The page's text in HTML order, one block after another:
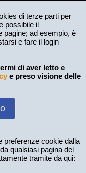
di terze parti per
possibile il
pagine; ad esempio, è
e fare il login
di aver letto e
e preso visione delle
preferenze cookie dalla
qualsiasi pagina del
tramite da qui: